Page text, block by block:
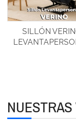
SILLÓN
NUESTRAS